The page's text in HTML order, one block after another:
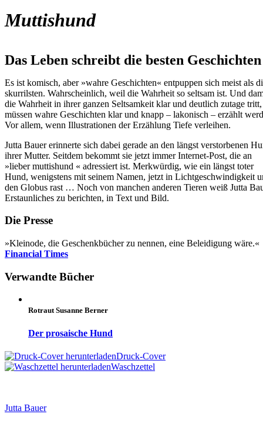
Muttishund
Das Leben schreibt die besten Geschichten
Es ist komisch, aber »wahre Geschichten« entpuppen sich meist als
skurrilsten. Wahrscheinlich, weil die Wahrheit so seltsam ist. Und
die Wahrheit in ihrer ganzen Seltsamkeit klar und deutlich zutage tritt,
müssen wahre Geschichten klar und knapp – lakonisch – erzählt
Vor allem, wenn Illustrationen der Erzählung Tiefe verleihen.
Jutta Bauer erinnerte sich dabei gerade an den längst verstorbenen
ihrer Mutter. Seitdem bekommt sie jetzt immer Internet-Post, die an
»lieber muttishund « adressiert ist. Merkwürdig, wie ein längst toter
Hund, wenigstens mit seinem Namen, jetzt in Lichtgeschwindigkeit
den Globus rast … Noch von manchen anderen Tieren weiß Jutta
Erstaunliches zu berichten, in Text und Bild.
Die Presse
»Kleinode, die Geschenkbücher zu nennen, eine Beleidigung wäre.«
Financial Times
Verwandte Bücher
Rotraut Susanne Berner
Der prosaische Hund
Druck-Cover
Waschzettel
Jutta Bauer